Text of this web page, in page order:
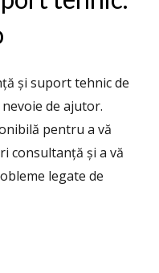
și suport tehnic de
de ajutor.
pentru a vă
consultanță și a vă
legate de